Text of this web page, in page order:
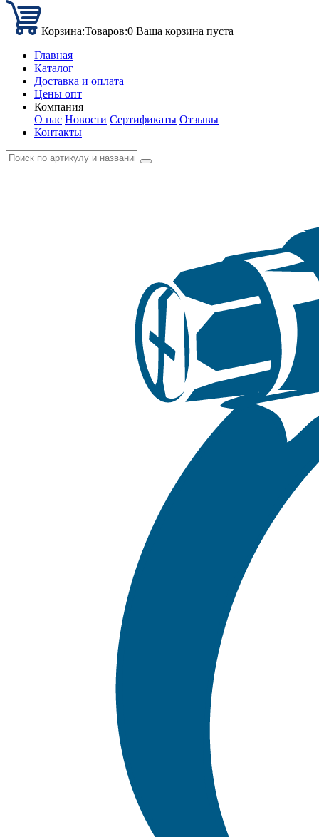
Корзина:Товаров:0 Ваша корзина пуста
Главная
Каталог
Доставка и оплата
Цены опт
Компания
О нас Новости Сертификаты Отзывы
Контакты